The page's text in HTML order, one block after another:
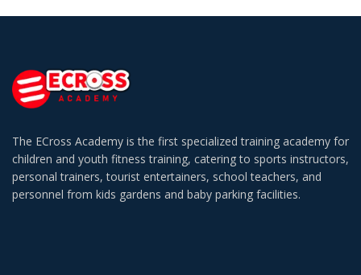
The ECross Academy is the first specialized training academy for
children and youth fitness training, catering to sports instructors,
personal trainers, tourist entertainers, school teachers, and
personnel from kids gardens and baby parking facilities.